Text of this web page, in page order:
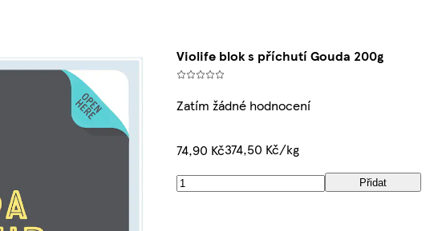
Violife blok s příchutí Gouda 200g
Zatím žádné hodnocení
74,90 Kč374,50 Kč/kg
Přidat